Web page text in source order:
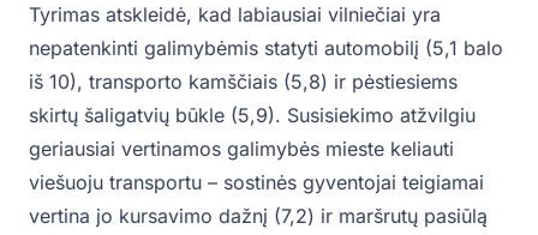
Tyrimas atskleidė, kad labiausiai vilniečiai yra
nepatenkinti galimybėmis statyti automobilį (5,1 balo
iš 10), transporto kamščiais (5,8) ir pėstiesiems
skirtų šaligatvių būkle (5,9). Susisiekimo atžvilgiu
geriausiai vertinamos galimybės mieste keliauti
viešuoju transportu – sostinės gyventojai teigiamai
vertina jo kursavimo dažnį (7,2) ir maršrutų pasiūlą